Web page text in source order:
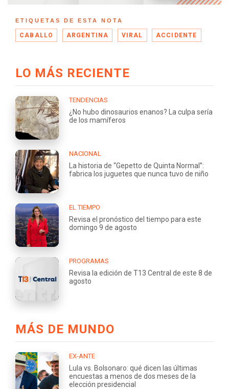
ETIQUETAS DE ESTA NOTA
CABALLO ARGENTINA VIRAL ACCIDENTE
LO MÁS RECIENTE
TENDENCIAS
¿No hubo dinosaurios enanos? La culpa sería
de los mamíferos
NACIONAL
La historia de “Gepetto de Quinta Normal”:
fabrica los juguetes que nunca tuvo de niño
EL TIEMPO
Revisa el pronóstico del tiempo para este
domingo 9 de agosto
PROGRAMAS
Revisa la edición de T13 Central de este 8 de
agosto
MÁS DE MUNDO
EX-ANTE
Lula vs. Bolsonaro: qué dicen las últimas
encuestas a menos de dos meses de la
elección presidencial